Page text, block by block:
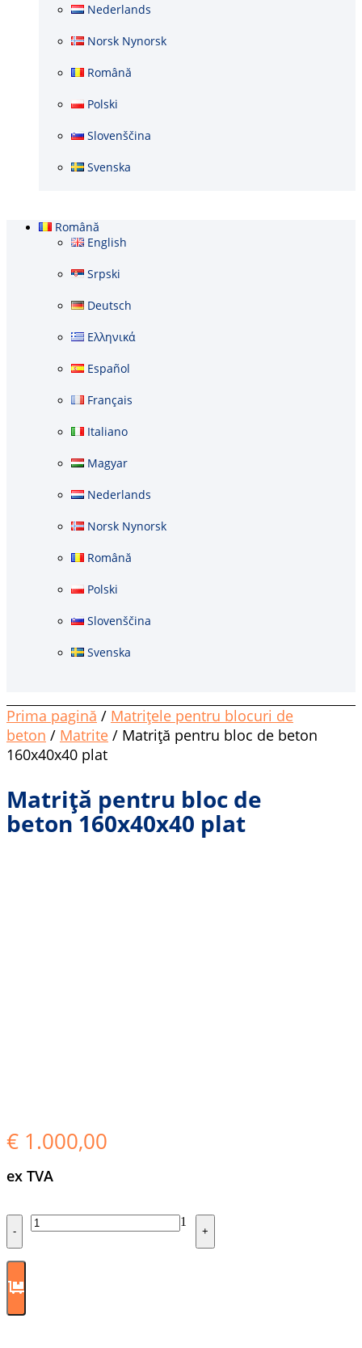
Nederlands
Norsk Nynorsk
Română
Polski
Slovenščina
Svenska
Română
English
Srpski
Deutsch
Ελληνικά
Español
Français
Italiano
Magyar
Nederlands
Norsk Nynorsk
Română
Polski
Slovenščina
Svenska
Prima pagină / Matrițele pentru blocuri de
beton / Matrite / Matriță pentru bloc de beton
160x40x40 plat
Matriță pentru bloc de
beton 160x40x40 plat
€ 1.000,00
ex TVA
Quantity
-
1
+